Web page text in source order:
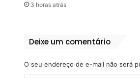
3 horas atrás
Deixe um comentário
O seu endereço de e-mail não será